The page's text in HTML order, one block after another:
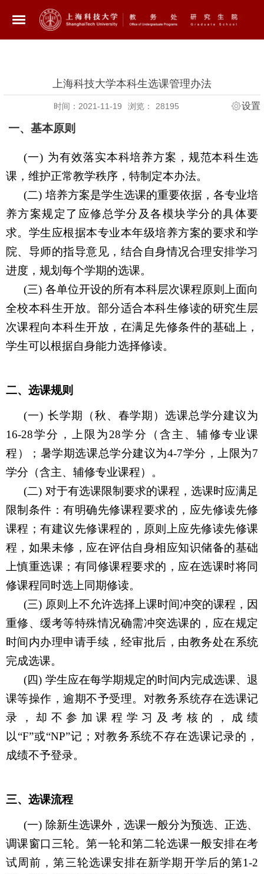
上海科技大学本科生选课管理办法
时间：2021-11-19 浏览： 28195 设置
一、基本原则
(一) 为有效落实本科培养方案，规范本科生选
课，维护正常教学秩序，特制定本办法。
(二) 培养方案是学生选课的重要依据，各专业培
养方案规定了应修总学分及各模块学分的具体要
求。学生应根据本专业本年级培养方案的要求和学
院、导师的指导意见，结合自身情况合理安排学习
进度，规划每个学期的选课。
(三) 各单位开设的所有本科层次课程原则上面向
全校本科生开放。部分适合本科生修读的研究生层
次课程向本科生开放，在满足先修条件的基础上，
学生可以根据自身能力选择修读。
二、选课规则
(一) 长学期（秋、春学期）选课总学分建议为
16-28学分，上限为28学分（含主、辅修专业课
程）；暑学期选课总学分建议为4-7学分，上限为7
学分（含主、辅修专业课程）。
(二) 对于有选课限制要求的课程，选课时应满足
限制条件：有明确先修课程要求的，应先修读先修
课程；有建议先修课程的，原则上应先修读先修课
程，如果未修，应在评估自身相应知识储备的基础
上慎重选课；有同修课程要求的，应在选课时将同
修课程同时选上同期修读。
(三) 原则上不允许选择上课时间冲突的课程，因
重修、缓考等特殊情况确需冲突选课的，应在规定
时间内办理申请手续，经审批后，由教务处在系统
完成选课。
(四) 学生应在每学期规定的时间内完成选课、退
课等操作，逾期不予受理。对教务系统存在选课记
录，却不参加课程学习及考核的，成绩
以“F”或“NP”记；对教务系统不存在选课记录的，
成绩不予登录。
三、选课流程
(一) 除新生选课外，选课一般分为预选、正选、
调课窗口三轮。第一轮和第二轮选课一般安排在考
试周前，第三轮选课安排在新学期开学后的第1-2